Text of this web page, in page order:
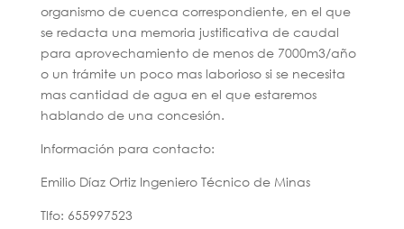
organismo de cuenca correspondiente, en el que
se redacta una memoria justificativa de caudal
para aprovechamiento de menos de 7000m3/año
o un trámite un poco mas laborioso si se necesita
mas cantidad de agua en el que estaremos
hablando de una concesión.
Información para contacto:
Emilio Díaz Ortiz Ingeniero Técnico de Minas
Tlfo: 655997523